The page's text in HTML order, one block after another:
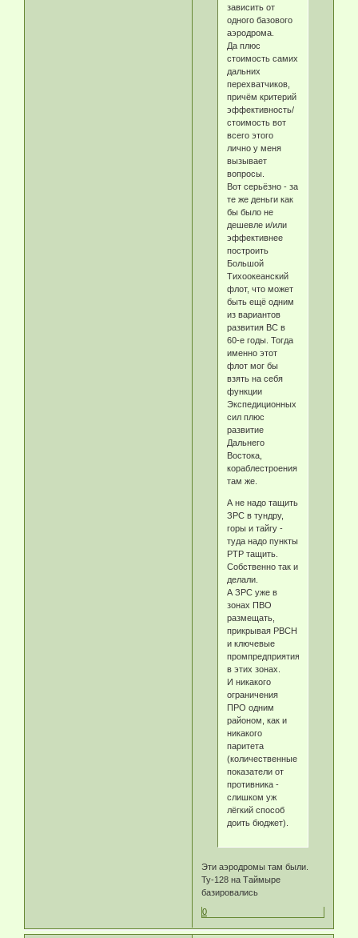
зависить от
одного базового
аэродрома.
Да плюс
стоимость самих
дальних
перехватчиков,
причём критерий
эффективность/
стоимость вот
всего этого
лично у меня
вызывает
вопросы.
Вот серьёзно - за
те же деньги как
бы было не
дешевле и/или
эффективнее
построить
Большой
Тихоокеанский
флот, что может
быть ещё одним
из вариантов
развития ВС в
60-е годы. Тогда
именно этот
флот мог бы
взять на себя
функции
Экспедиционных
сил плюс
развитие
Дальнего
Востока,
кораблестроения
там же.
А не надо тащить
ЗРС в тундру,
горы и тайгу -
туда надо пункты
РТР тащить.
Собственно так и
делали.
А ЗРС уже в
зонах ПВО
размещать,
прикрывая РВСН
и ключевые
промпредприятия
в этих зонах.
И никакого
ограничения
ПРО одним
районом, как и
никакого
паритета
(количественные
показатели от
противника -
слишком уж
лёгкий способ
доить бюджет).
Эти аэродромы там были.
Ту-128 на Таймыре
базировались
0